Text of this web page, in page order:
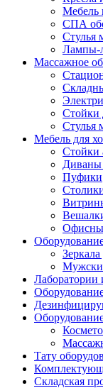
Мебель
СПА
Стулья
Лампы-
Массажное
Стойки
Стулья
Мебель для
Стойки
Диваны
Пуфики
Тату
Складская